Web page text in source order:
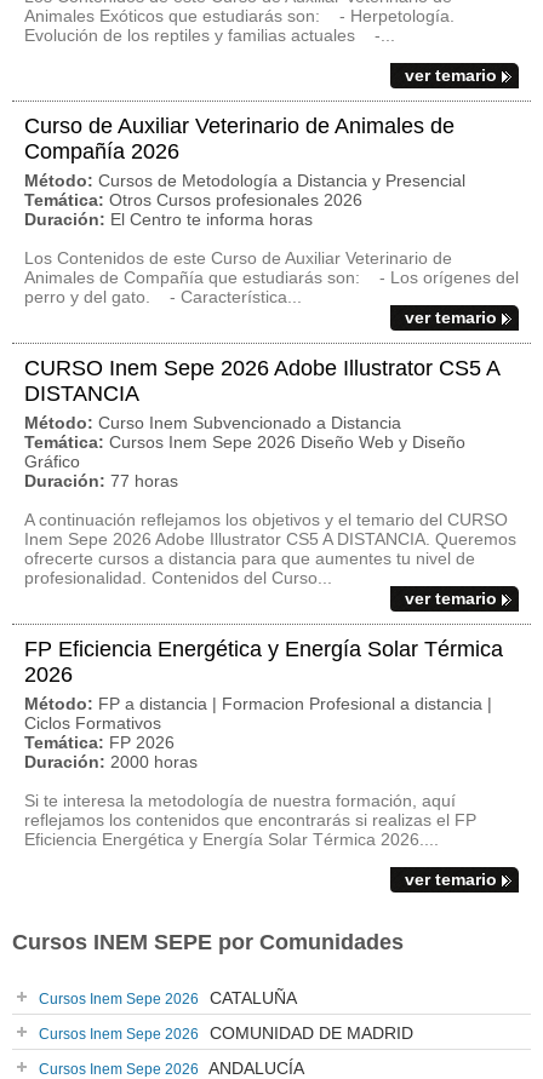
Animales Exóticos que estudiarás son: - Herpetología.
Evolución de los reptiles y familias actuales -...
ver temario
Curso de Auxiliar Veterinario de Animales de
Compañía 2026
Método: Cursos de Metodología a Distancia y Presencial
Temática: Otros Cursos profesionales 2026
Duración: El Centro te informa horas
Los Contenidos de este Curso de Auxiliar Veterinario de
Animales de Compañía que estudiarás son: - Los orígenes del
perro y del gato. - Característica...
ver temario
CURSO Inem Sepe 2026 Adobe Illustrator CS5 A
DISTANCIA
Método: Curso Inem Subvencionado a Distancia
Temática: Cursos Inem Sepe 2026 Diseño Web y Diseño
Gráfico
Duración: 77 horas
A continuación reflejamos los objetivos y el temario del CURSO
Inem Sepe 2026 Adobe Illustrator CS5 A DISTANCIA. Queremos
ofrecerte cursos a distancia para que aumentes tu nivel de
profesionalidad. Contenidos del Curso...
ver temario
FP Eficiencia Energética y Energía Solar Térmica
2026
Método: FP a distancia | Formacion Profesional a distancia |
Ciclos Formativos
Temática: FP 2026
Duración: 2000 horas
Si te interesa la metodología de nuestra formación, aquí
reflejamos los contenidos que encontrarás si realizas el FP
Eficiencia Energética y Energía Solar Térmica 2026....
ver temario
Cursos INEM SEPE por Comunidades
Cursos Inem Sepe 2026 CATALUÑA
Cursos Inem Sepe 2026 COMUNIDAD DE MADRID
Cursos Inem Sepe 2026 ANDALUCÍA